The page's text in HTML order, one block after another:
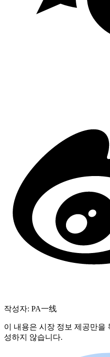
작성자: PA一线
이 내용은 시장 정보 제공만을
성하지 않습니다.